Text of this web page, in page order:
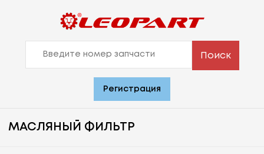
Поиск
Регистрация
МАСЛЯНЫЙ ФИЛЬТР